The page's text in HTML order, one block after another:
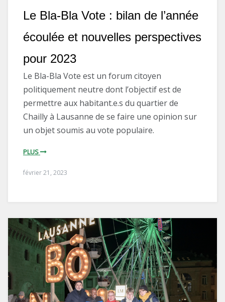
Le Bla-Bla Vote : bilan de l’année
écoulée et nouvelles perspectives
pour 2023
Le Bla-Bla Vote est un forum citoyen
politiquement neutre dont l’objectif est de
permettre aux habitant.e.s du quartier de
Chailly à Lausanne de se faire une opinion sur
un objet soumis au vote populaire.
PLUS
février 21, 2023